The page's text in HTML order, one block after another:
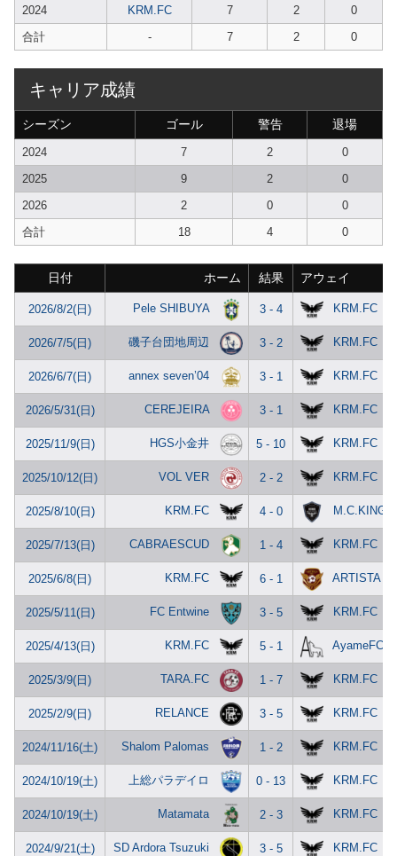
2024 KRM.FC 7 2
0
合計
- 7 2 0
キャリア成績
シーズン ゴール 警告 退場
2024 7 2
0
2025
9 2
0
2026
2 0
0
合計
18 4 0
日付 ホーム 結果 アウェイ
2026/8/2(日) Pele SHIBUYA 3 - 4 KRM.FC
2026/7/5(日) 磯子台団地周辺 3 - 2 KRM.FC
2026/6/7(日) annex seven’04 3 - 1 KRM.FC
2026/5/31(日) CEREJEIRA 3 - 1 KRM.FC
2025/11/9(日) HGS小金井 5 - 10 KRM.FC
2025/10/12(日) VOL VER 2 - 2 KRM.FC
2025/8/10(日) KRM.FC 4 - 0 M.C.KING
2025/7/13(日) CABRAESCUD 1 - 4 KRM.FC
2025/6/8(日) KRM.FC 6 - 1 ARTISTA
2025/5/11(日) FC Entwine 3 - 5 KRM.FC
2025/4/13(日) KRM.FC 5 - 1 AyameFC
2025/3/9(日) TARA.FC 1 - 7 KRM.FC
2025/2/9(日) RELANCE 3 - 5 KRM.FC
2024/11/16(土) Shalom Palomas 1 - 2 KRM.FC
2024/10/19(土) 上総パラデイロ 0 - 13 KRM.FC
2024/10/19(土) Matamata 2 - 3 KRM.FC
2024/9/21(土) SD Ardora Tsuzuki 3 - 5 KRM.FC